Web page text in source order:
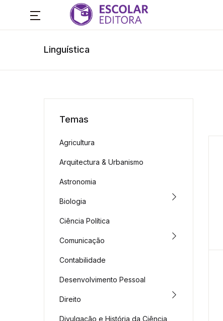
Linguística
Temas
Agricultura
Arquitectura & Urbanismo
Astronomia
Biologia
Ciência Política
Comunicação
Contabilidade
Desenvolvimento Pessoal
Direito
Divulgação e História da Ciência